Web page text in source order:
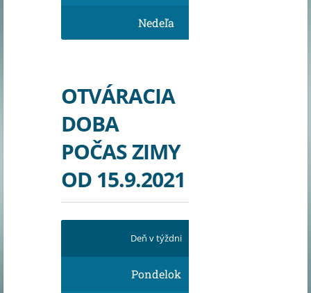
Nedeľa
OTVÁRACIA
DOBA
POČAS ZIMY
OD 15.9.2021
Deň v týždni
Pondelok